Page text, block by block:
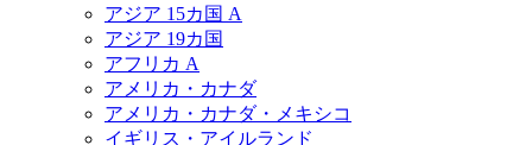
アジア 15カ国 A
アジア 19カ国
アフリカ A
アメリカ・カナダ
アメリカ・カナダ・メキシコ
イギリス・アイルランド